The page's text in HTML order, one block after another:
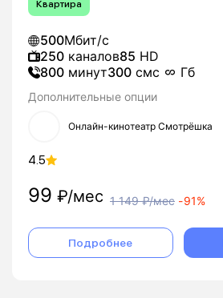
Квартира
500Мбит/с
250 каналов85 HD
800 минут300 смс Гб
Дополнительные опции
Онлайн-кинотеатр Смотрёшка
4.5
99 ₽/мес 1 149₽/мес -91%
Подробнее